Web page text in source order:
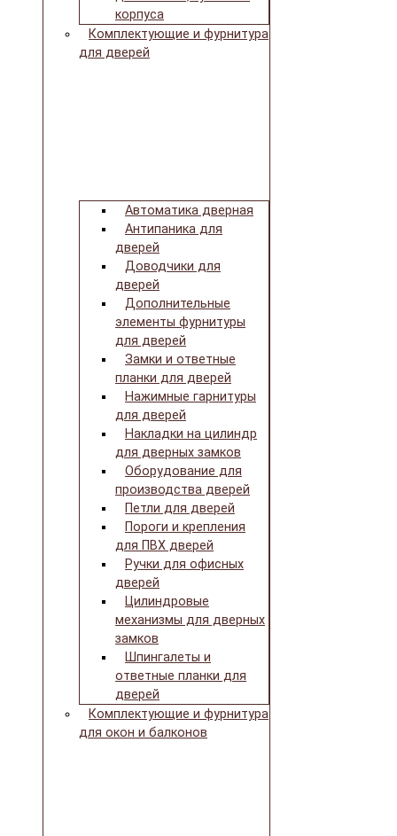
корпуса
Комплектующие и фурнитура
для дверей
Автоматика дверная
Антипаника для
дверей
Доводчики для
дверей
Дополнительные
элементы фурнитуры
для дверей
Замки и ответные
планки для дверей
Нажимные гарнитуры
для дверей
Накладки на цилиндр
для дверных замков
Оборудование для
производства дверей
Петли для дверей
Пороги и крепления
для ПВХ дверей
Ручки для офисных
дверей
Цилиндровые
механизмы для дверных
замков
Шпингалеты и
ответные планки для
дверей
Комплектующие и фурнитура
для окон и балконов